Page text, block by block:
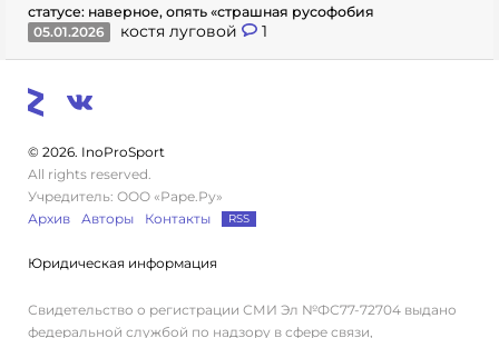
статусе: наверное, опять «страшная русофобия
05.01.2026
костя луговой 1
© 2026. InoProSport
All rights reserved.
Учредитель: ООО «Раре.Ру»
Архив
Авторы Контакты RSS
Юридическая информация
Свидетельство о регистрации СМИ Эл №ФС77-72704 выдано
федеральной службой по надзору в сфере связи,